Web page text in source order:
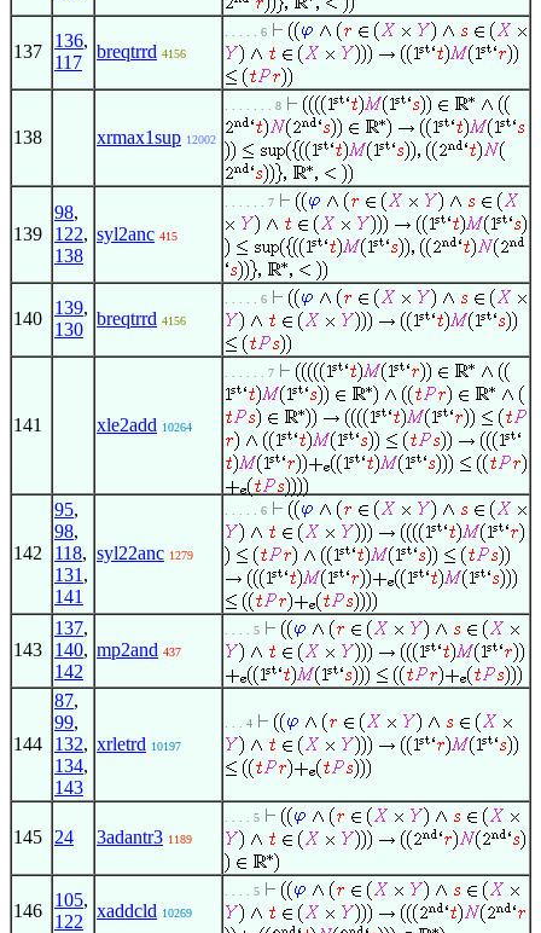
137
136,
117
breqtrrd 4156
. . . . . 6
138 xrmax1sup 12002
. . . . . . . 8
139
98,
122,
138
syl2anc 415
. . . . . . 7
140
139,
130
breqtrrd 4156
. . . . . 6
141 xle2add 10264
. . . . . . 7
142
95,
98,
118,
131 ,
141
syl22anc 1279
. . . . . 6
143
137,
140,
142
mp2and 437
. . . . 5
144
87,
99,
132,
134,
143
xrletrd 10197
. . . 4
145 24 3adantr3 1189
. . . . 5
146
105,
122
xaddcld 10269
. . . . 5